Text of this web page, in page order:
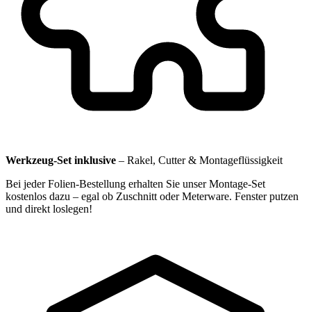
Werkzeug-Set inklusive – Rakel, Cutter & Montageflüssigkeit
Bei jeder Folien-Bestellung erhalten Sie unser Montage-Set
kostenlos dazu – egal ob Zuschnitt oder Meterware. Fenster putzen
und direkt loslegen!